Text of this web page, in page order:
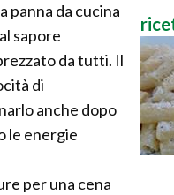
panna da cucina
sapore
da tutti. Il
di
anche dopo
le energie
per una cena